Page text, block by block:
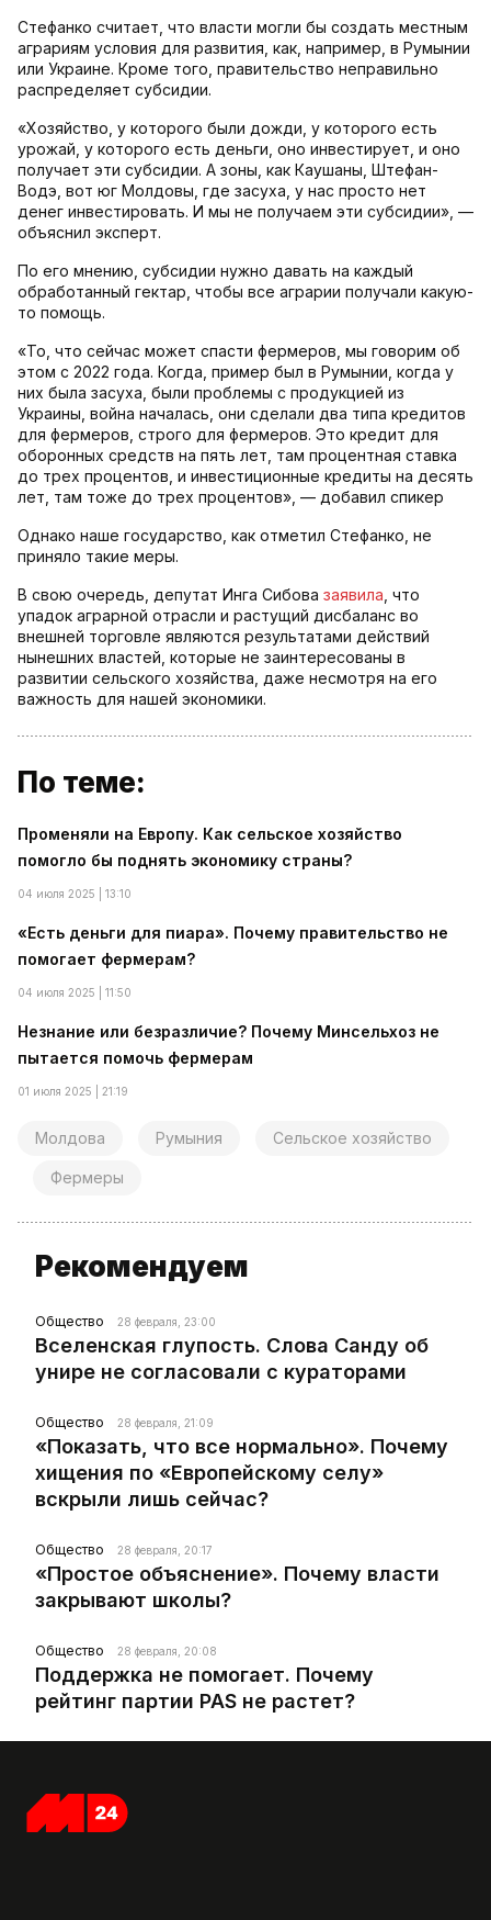
Стефанко считает, что власти могли бы создать местным
аграриям условия для развития, как, например, в Румынии
или Украине. Кроме того, правительство неправильно
распределяет субсидии.
«Хозяйство, у которого были дожди, у которого есть
урожай, у которого есть деньги, оно инвестирует, и оно
получает эти субсидии. А зоны, как Каушаны, Штефан-
Водэ, вот юг Молдовы, где засуха, у нас просто нет
денег инвестировать. И мы не получаем эти субсидии», —
объяснил эксперт.
По его мнению, субсидии нужно давать на каждый
обработанный гектар, чтобы все аграрии получали какую-
то помощь.
«То, что сейчас может спасти фермеров, мы говорим об
этом с 2022 года. Когда, пример был в Румынии, когда у
них была засуха, были проблемы с продукцией из
Украины, война началась, они сделали два типа кредитов
для фермеров, строго для фермеров. Это кредит для
оборонных средств на пять лет, там процентная ставка
до трех процентов, и инвестиционные кредиты на десять
лет, там тоже до трех процентов», — добавил спикер
Однако наше государство, как отметил Стефанко, не
приняло такие меры.
В свою очередь, депутат Инга Сибова заявила , что
упадок аграрной отрасли и растущий дисбаланс во
внешней торговле являются результатами действий
нынешних властей, которые не заинтересованы в
развитии сельского хозяйства, даже несмотря на его
важность для нашей экономики.
По теме:
Променяли на Европу. Как сельское хозяйство
помогло бы поднять экономику страны?
04 июля 2025 | 13:10
«Есть деньги для пиара». Почему правительство не
помогает фермерам?
04 июля 2025 | 11:50
Незнание или безразличие? Почему Минсельхоз не
пытается помочь фермерам
01 июля 2025 | 21:19
Молдова Румыния Сельское хозяйство
Фермеры
Рекомендуем
Общество 28 февраля, 23:00
Вселенская глупость. Слова Санду об
унире не согласовали с кураторами
Общество 28 февраля, 21:09
«Показать, что все нормально». Почему
хищения по «Европейскому селу»
вскрыли лишь сейчас?
Общество 28 февраля, 20:17
«Простое объяснение». Почему власти
закрывают школы?
Общество 28 февраля, 20:08
Поддержка не помогает. Почему
рейтинг партии PAS не растет?